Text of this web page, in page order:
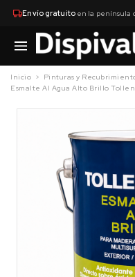
Envío gratuitoen la península
Inicio Pinturas y
Esmalte Al Agua Alto Brillo